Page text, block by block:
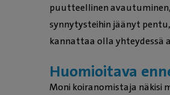
puutteellinen
synnytysteihin jäänyt
kannattaa olla yhteydessä
Huomioitava
Moni koiranomistaja näkisi